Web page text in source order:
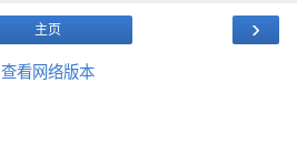
›
主页
查看网络版本